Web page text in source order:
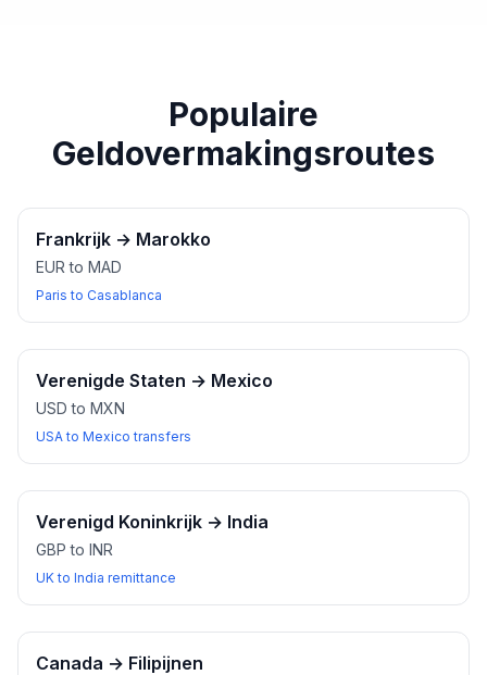
Populaire
Geldovermakingsroutes
Frankrijk → Marokko
EUR to MAD
Paris to Casablanca
Verenigde Staten → Mexico
USD to MXN
USA to Mexico transfers
Verenigd Koninkrijk → India
GBP to INR
UK to India remittance
Canada → Filipijnen